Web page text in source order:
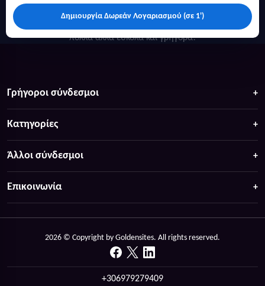
Δημιουργία Δωρεάν Λογαριασμού (σε 1')
πολλά άλλα ευκολα και γρήγορα!
Γρήγοροι σύνδεσμοι
Κατηγορίες
Άλλοι σύνδεσμοι
Επικοινωνία
2026 © Copyright by Goldensites. All rights reserved.
+306979279409